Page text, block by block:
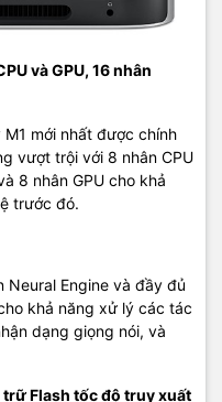
và GPU, 16 nhân
mới nhất được chính
vượt trội với 8 nhân CPU
8 nhân GPU cho khả
trước đó.
Neural Engine và đầy đủ
khả năng xử lý các tác
dạng giọng nói, và
trữ Flash tốc độ truy xuất